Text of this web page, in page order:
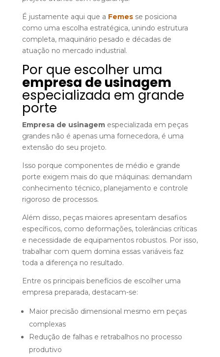
É justamente aqui que a Femesse posiciona
como uma escolha estratégica, unindo estrutura
completa, maquinário pesado e décadas de
atuação no mercado industrial.
Por que escolher uma
empresa de usinagem
especializada em grande
porte
Empresa de usinagemespecializada em peças
grandes não é apenas uma fornecedora, é uma
extensão do seu projeto.
Isso porque componentes de médio e grande
porte exigem mais do que máquinas: demandam
conhecimento técnico, planejamento e controle
rigoroso de processos.
Além disso, peças maiores apresentam desafios
específicos, como deformações, tolerâncias críticas
e necessidade de equipamentos robustos. Por isso,
trabalhar com quem domina essas variáveis faz
toda a diferença no resultado.
Entre os principais benefícios de escolher uma
empresa preparada, destacam-se:
Maior precisão dimensional mesmo em peças
complexas
Redução de falhas e retrabalhos no processo
produtivo